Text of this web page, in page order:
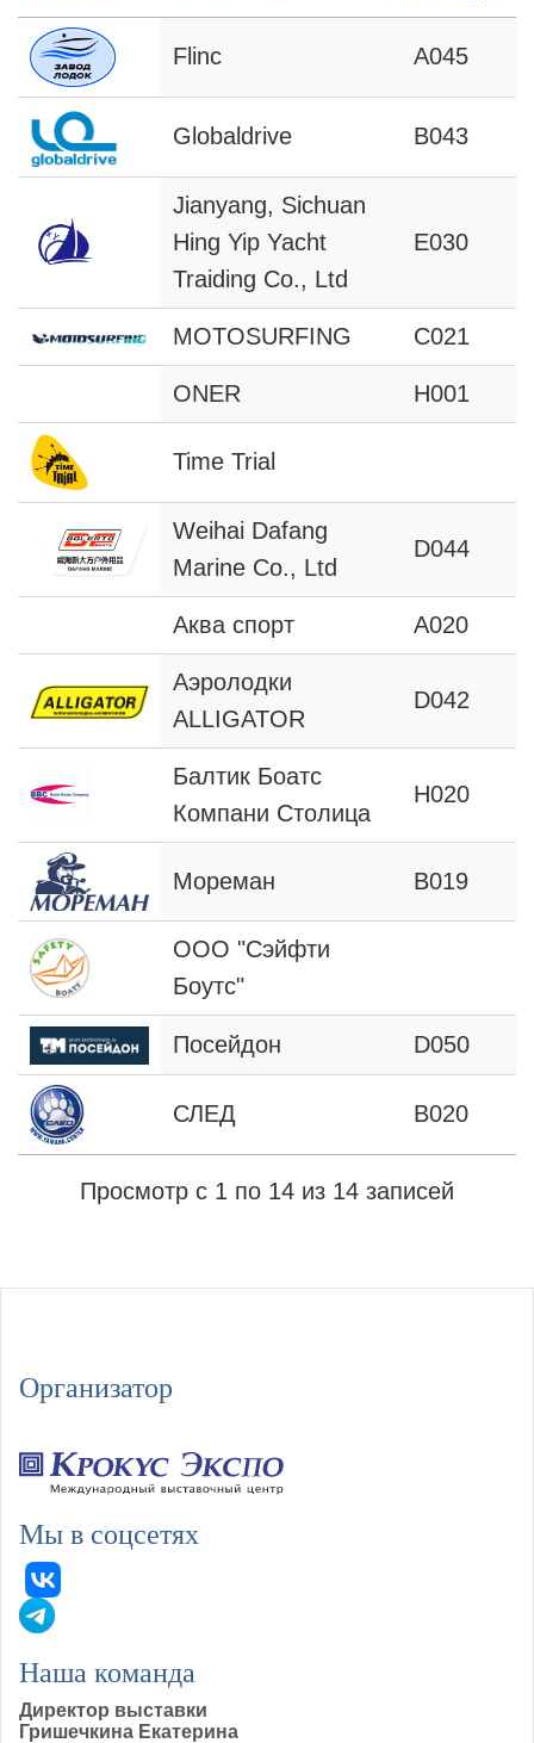
Flinc А045
Globaldrive B043
Jianyang, Sichuan
Hing Yip Yacht
Traiding Co., Ltd
E030
MOTOSURFING C021
ONER H001
Time Trial
Weihai Dafang
Marine Co., Ltd
D044
Аква спорт A020
Аэролодки
ALLIGATOR
D042
Балтик Боатс
Компани Столица
H020
Мореман B019
ООО "Сэйфти
Боутс"
Посейдон D050
СЛЕД В020
Просмотр с 1 по 14 из 14 записей
Организатор
Мы в соцсетях
Наша команда
Директор выставки
Гришечкина Екатерина